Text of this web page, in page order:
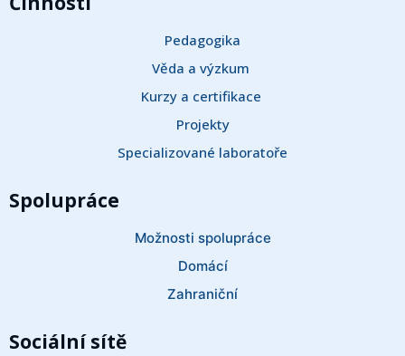
Pedagogika
Věda a výzkum
Kurzy a certifikace
Projekty
Specializované laboratoře
Spolupráce
Možnosti spolupráce
Domácí
Zahraniční
Sociální sítě